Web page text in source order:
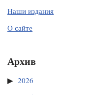
Наши издания
О сайте
Архив
2026